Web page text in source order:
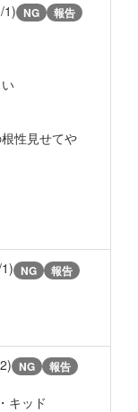
1) NG 報告
性見せてや
NG 報告
NG 報告
キッド